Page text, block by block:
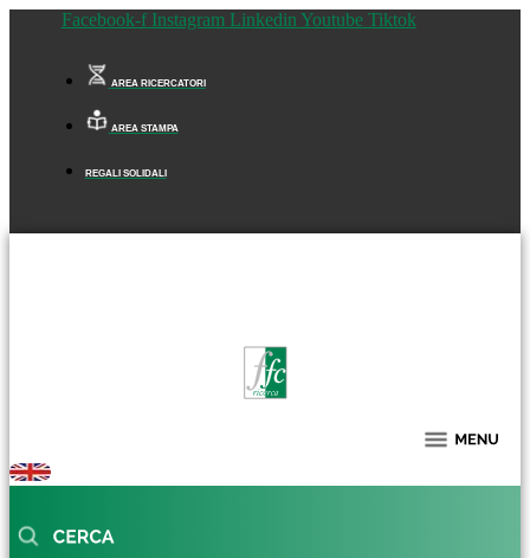
Facebook-f Instagram Linkedin Youtube Tiktok
AREA RICERCATORI
AREA STAMPA
REGALI SOLIDALI